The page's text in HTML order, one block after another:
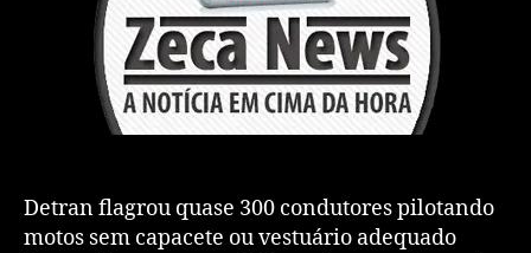
Detran flagrou quase 300 condutores pilotando
motos sem capacete ou vestuário adequado